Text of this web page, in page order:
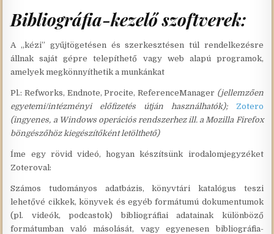
Bibliográfia-kezelő szoftverek:
A „kézi” gyűjtögetésen és szerkesztésen túl rendelkezésre
állnak saját gépre telepíthető vagy web alapú programok,
amelyek megkönnyíthetik a munkánkat
Pl.: Refworks, Endnote, Procite, ReferenceManager (jellemzően
egyetemi/intézményi előfizetés útján használhatók); Zotero
(ingyenes, a Windows operációs rendszerhez ill. a Mozilla Firefox
böngészőhöz kiegészítőként letölthető)
Íme egy rövid videó, hogyan készítsünk irodalomjegyzéket
Zoteroval:
Számos tudományos adatbázis, könyvtári katalógus teszi
lehetővé cikkek, könyvek és egyéb formátumú dokumentumok
(pl. videók, podcastok) bibliográfiai adatainak különböző
formátumban való másolását, vagy egyenesen bibliográfia-